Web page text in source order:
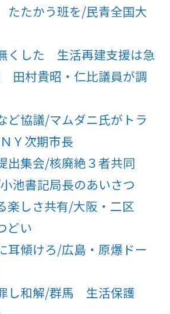
たかう班を/民青全国大
くした 生活再建支援は急
田村貴昭・仁比議員が調
ど協議/マムダニ氏がトラ
Ｙ次期市長
出集会/核廃絶３者共同
池書記局長のあいさつ
楽しさ共有/大阪・二区
どい
耳傾けろ/広島・原爆ドー
し和解/群馬 生活保護